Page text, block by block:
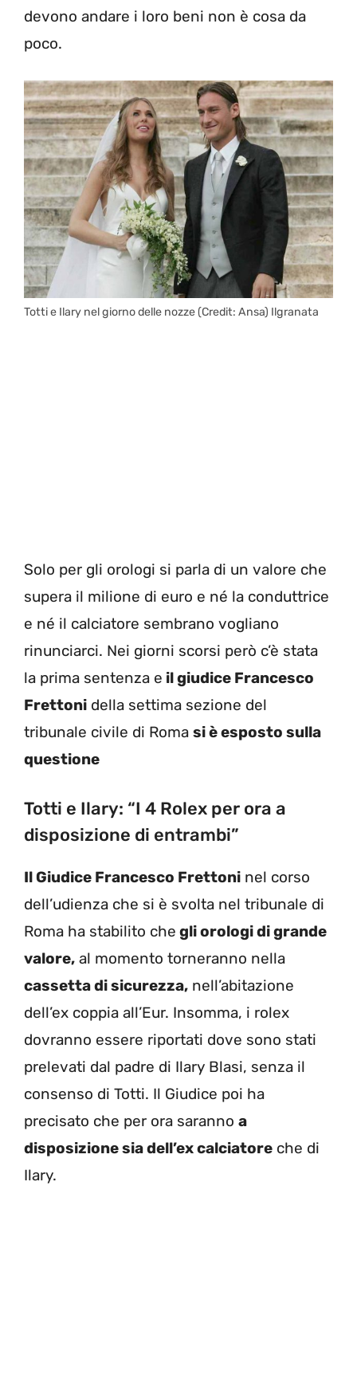
devono andare i loro beni non è cosa da
poco.
Totti e Ilary nel giorno delle nozze (Credit: Ansa) Ilgranata
Solo per gli orologi si parla di un valore che
supera il milione di euro e né la conduttrice
e né il calciatore sembrano vogliano
rinunciarci. Nei giorni scorsi però c’è stata
la prima sentenza e il giudice Francesco
Frettoni della settima sezione del
tribunale civile di Roma si è esposto sulla
questione
Totti e Ilary: “I 4 Rolex per ora a
disposizione di entrambi”
Il Giudice Francesco Frettoni nel corso
dell’udienza che si è svolta nel tribunale di
Roma ha stabilito che gli orologi di grande
valore, al momento torneranno nella
cassetta di sicurezza, nell’abitazione
dell’ex coppia all’Eur. Insomma, i rolex
dovranno essere riportati dove sono stati
prelevati dal padre di Ilary Blasi, senza il
consenso di Totti. Il Giudice poi ha
precisato che per ora saranno a
disposizione sia dell’ex calciatore che di
Ilary.